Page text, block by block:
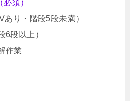
（必須）
り・階段5段未満）
6段以上）
作業